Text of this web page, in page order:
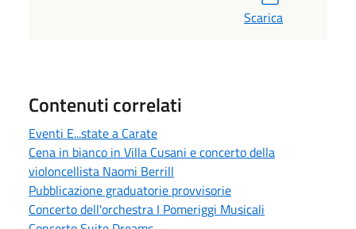
Scarica
Contenuti correlati
Eventi E...state a Carate
Cena in bianco in Villa Cusani e concerto della
violoncellista Naomi Berrill
Pubblicazione graduatorie provvisorie
Concerto dell'orchestra I Pomeriggi Musicali